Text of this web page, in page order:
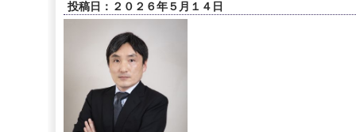
投稿日：２０２６年５月１４日